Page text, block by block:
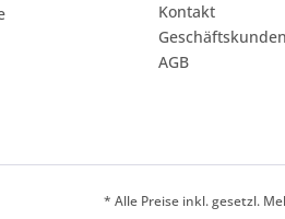
Kontakt
AGB
* Alle Preise inkl. gesetzl.